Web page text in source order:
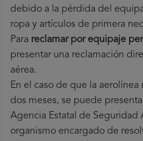
debido a la pérdida del
ropa y artículos de primera
Para reclamar por equipaje
presentar una reclamación
aérea.
En el caso de que la
dos meses, se puede
Agencia Estatal de Seguridad
organismo encargado de